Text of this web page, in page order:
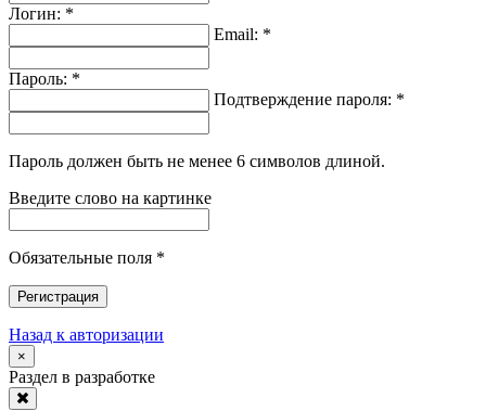
Логин: *
Email: *
Пароль: *
Подтверждение пароля: *
Пароль должен быть не менее 6 символов длиной.
Введите слово на картинке
Обязательные поля *
Регистрация
Назад к авторизации
×
Раздел в разработке